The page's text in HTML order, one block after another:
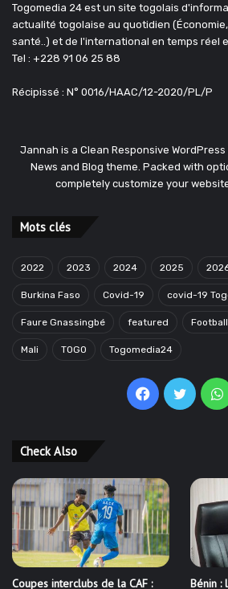
Togomedia 24 est un site togolais
actualité togolaise au quotidien
santé..) et de l'international en temps réel
Tel : +228 91 06 25 88
Récipissé : N° 0016/HAAC/12-2020/PL/P
Jannah is a Clean Responsive
News and Blog theme. Packed with
completely customize your
Mots clés
2022 2023 2024 2025
Burkina Faso Covid-19 covid-19
Faure Gnassingbé featured Football
Mali TOGO Togomedia24
Facebook
Check Also
Coupes interclubs de la CAF : Bénin :